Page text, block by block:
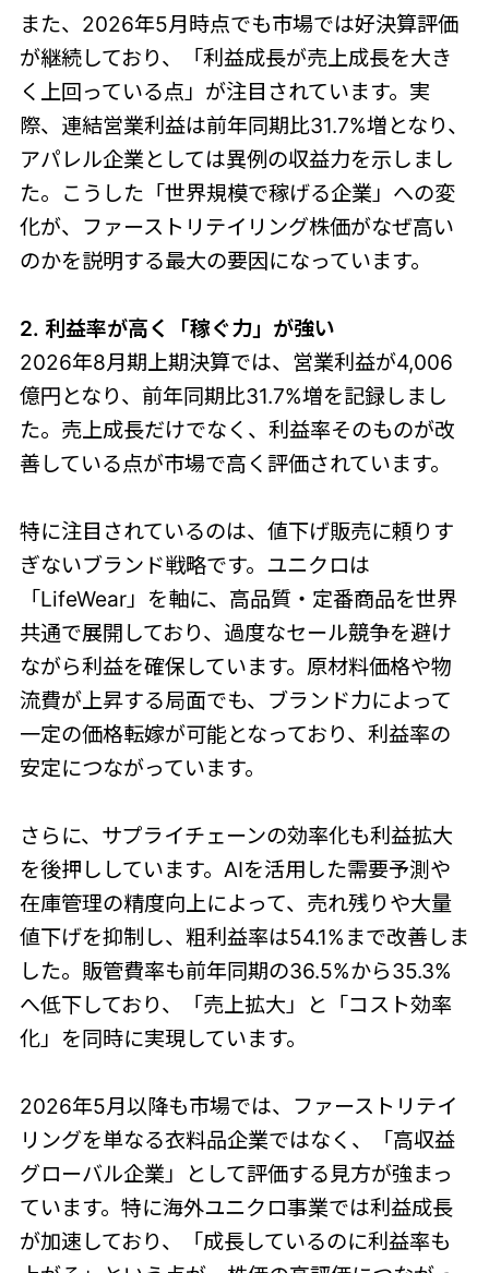
また、2026年5月時点でも市場では好決算評価
が継続しており、「利益成長が売上成長を大き
く上回っている点」が注目されています。実
際、連結営業利益は前年同期比31.7%増となり、
アパレル企業としては異例の収益力を示しまし
た。こうした「世界規模で稼げる企業」への変
化が、ファーストリテイリング株価がなぜ高い
のかを説明する最大の要因になっています。
2. 利益率が高く「稼ぐ力」が強い
2026年8月期上期決算では、営業利益が4,006
億円となり、前年同期比31.7%増を記録しまし
た。売上成長だけでなく、利益率そのものが改
善している点が市場で高く評価されています。
特に注目されているのは、値下げ販売に頼りす
ぎないブランド戦略です。ユニクロは
「LifeWear」を軸に、高品質・定番商品を世界
共通で展開しており、過度なセール競争を避け
ながら利益を確保しています。原材料価格や物
流費が上昇する局面でも、ブランド力によって
一定の価格転嫁が可能となっており、利益率の
安定につながっています。
さらに、サプライチェーンの効率化も利益拡大
を後押ししています。AIを活用した需要予測や
在庫管理の精度向上によって、売れ残りや大量
値下げを抑制し、粗利益率は54.1%まで改善しま
した。販管費率も前年同期の36.5%から35.3%
へ低下しており、「売上拡大」と「コスト効率
化」を同時に実現しています。
2026年5月以降も市場では、ファーストリテイ
リングを単なる衣料品企業ではなく、「高収益
グローバル企業」として評価する見方が強まっ
ています。特に海外ユニクロ事業では利益成長
が加速しており、「成長しているのに利益率も